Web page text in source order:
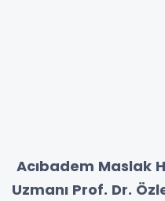
Acıbadem Maslak
Uzmanı Prof. Dr.